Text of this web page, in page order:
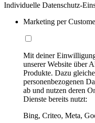
Individuelle Datenschutz-
Marketing per
Mit deiner
unserer Website über
Produkte. Dazu
personenbezogenen
ab und nutzen deren
Dienste bereits nutzt:
Bing, Criteo, Meta,